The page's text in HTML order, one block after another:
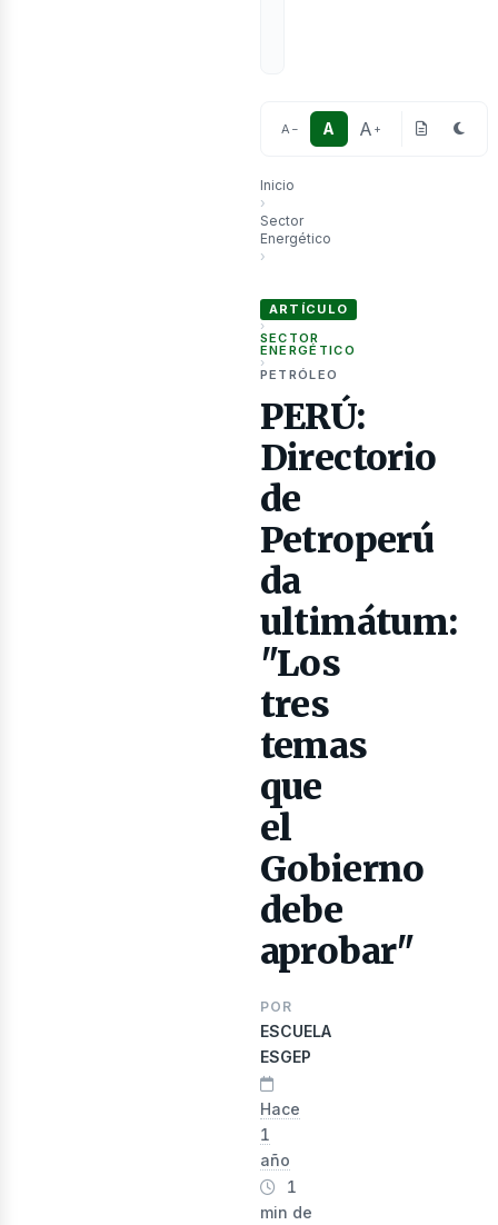
A − A A +
Inicio
›
Sector
Energético
›
ARTÍCULO
›
SECTOR
ENERGÉTICO
›
PETRÓLEO
PERÚ:
Directorio
de
Petroperú
da
ultimátum:
"Los
tres
temas
que
el
Gobierno
debe
aprobar"
POR
ESCUELA
ESGEP
Hace
1
año
1
min de